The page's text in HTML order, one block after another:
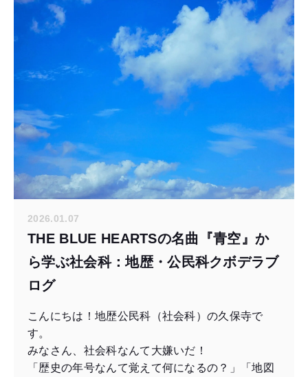
2026.01.07
THE BLUE HEARTSの名曲『青空』か
ら学ぶ社会科：地歴・公民科クボデラブ
ログ
こんにちは！地歴公民科（社会科）の久保寺で
す。
みなさん、社会科なんて大嫌いだ！
「歴史の年号なんて覚えて何になるの？」「地図